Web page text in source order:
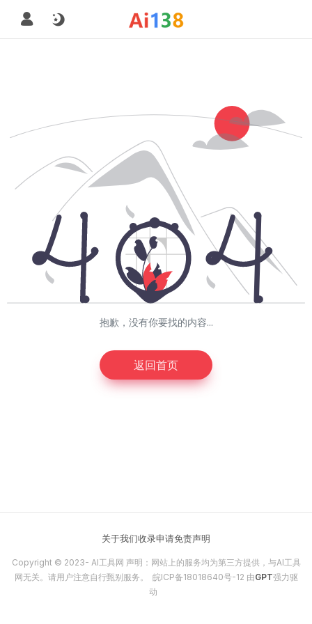
抱歉，没有你要找的内容...
返回首页
关于我们收录申请免责声明
Copyright © 2023- AI工具网 声明：网站上的服务均为第三方提供，与AI工具
网无关。请用户注意自行甄别服务。 皖ICP备18018640号-12 由GPT强力驱
动